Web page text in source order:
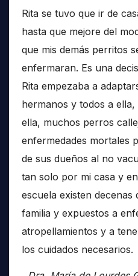
Rita se tuvo que ir de
hasta que mejore del
que mis demás perritos
enfermaran. Es una
Rita empezaba a
hermanos y todos a
ella, muchos perros
enfermedades mortales
de sus dueños al no
tan solo por mi casa y
escuela existen decenas
familia y expuestos a
atropellamientos y a
los cuidados necesarios.